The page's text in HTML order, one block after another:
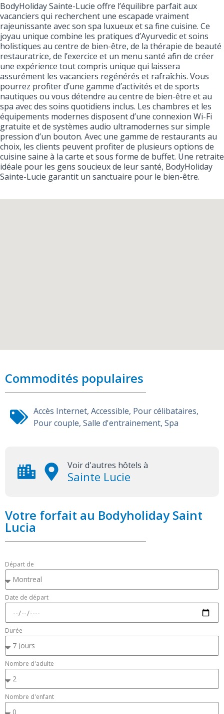
BodyHoliday Sainte-Lucie offre l’équilibre parfait aux
vacanciers qui recherchent une escapade vraiment
rajeunissante avec son spa luxueux et sa fine cuisine. Ce
joyau unique combine les pratiques d’Ayurvedic et soins
holistiques au centre de bien-être, de la thérapie de beauté
restauratrice, de l’exercice et un menu santé afin de créer
une expérience tout compris unique qui laissera
assurément les vacanciers regénérés et rafraîchis. Vous
pourrez profiter d’une gamme d’activités et de sports
nautiques ou vous détendre au centre de bien-être et au
spa avec des soins quotidiens inclus. Les chambres et les
équipements modernes disposent d’une connexion Wi-Fi
gratuite et de systèmes audio ultramodernes sur simple
pression d’un bouton. Avec une gamme de restaurants au
choix, les clients peuvent profiter de plusieurs options de
cuisine saine à la carte et sous forme de buffet. Une retraite
idéale pour les gens soucieux de leur santé, BodyHoliday
Sainte-Lucie garantit un sanctuaire pour le bien-être.
Commodités populaires
Accès Internet, Accessible, Pour célibataires,
Pour couple, Salle d'entrainement, Spa
Voir d'autres hôtels à
Sainte Lucie
Votre forfait au Bodyholiday Saint
Lucia
Départ de
Date de départ
Durée
Nombre d'adulte
Nombre d'enfant